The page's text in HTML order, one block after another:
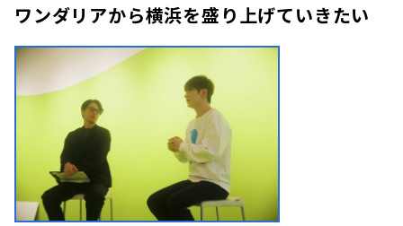
ワンダリアから横浜を盛り上げていきたい